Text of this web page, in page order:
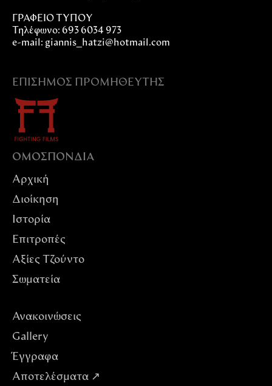
ΓΡΑΦΕΙΟ ΤΥΠΟΥ
Τηλέφωνο: 693 6034 973
e-mail: giannis_hatzi@hotmail.com
ΕΠΊΣΗΜΟΣ ΠΡΟΜΗΘΕΥΤΉΣ
ΟΜΟΣΠΟΝΔIΑ
Αρχική
Διοίκηση
Ιστορία
Επιτροπές
Αξίες Tζούντο
Σωματεία
Ανακοινώσεις
Gallery
Έγγραφα
Αποτελέσματα ↗